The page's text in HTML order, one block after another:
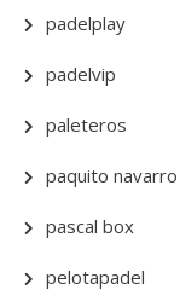
padelplay
padelvip
paleteros
paquito navarro
pascal box
pelotapadel